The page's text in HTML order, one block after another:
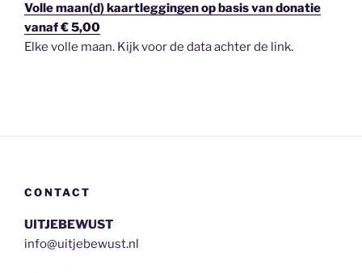
Volle maan(d) kaartleggingen op basis van donatie
vanaf € 5,00
Elke volle maan. Kijk voor de data achter de link.
CONTACT
UITJEBEWUST
info@uitjebewust.nl